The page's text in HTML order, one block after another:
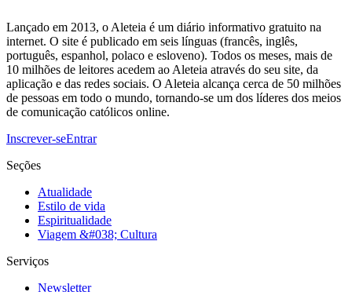
Lançado em 2013, o Aleteia é um diário informativo gratuito na
internet. O site é publicado em seis línguas (francês, inglês,
português, espanhol, polaco e esloveno). Todos os meses, mais de
10 milhões de leitores acedem ao Aleteia através do seu site, da
aplicação e das redes sociais. O Aleteia alcança cerca de 50 milhões
de pessoas em todo o mundo, tornando-se um dos líderes dos meios
de comunicação católicos online.
Inscrever-seEntrar
Seções
Atualidade
Estilo de vida
Espiritualidade
Viagem &#038; Cultura
Serviços
Newsletter